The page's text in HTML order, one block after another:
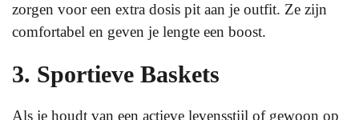
zorgen voor een extra dosis pit aan je outfit. Ze zijn
comfortabel en geven je lengte een boost.
3. Sportieve Baskets
Als je houdt van een actieve levensstijl of gewoon op